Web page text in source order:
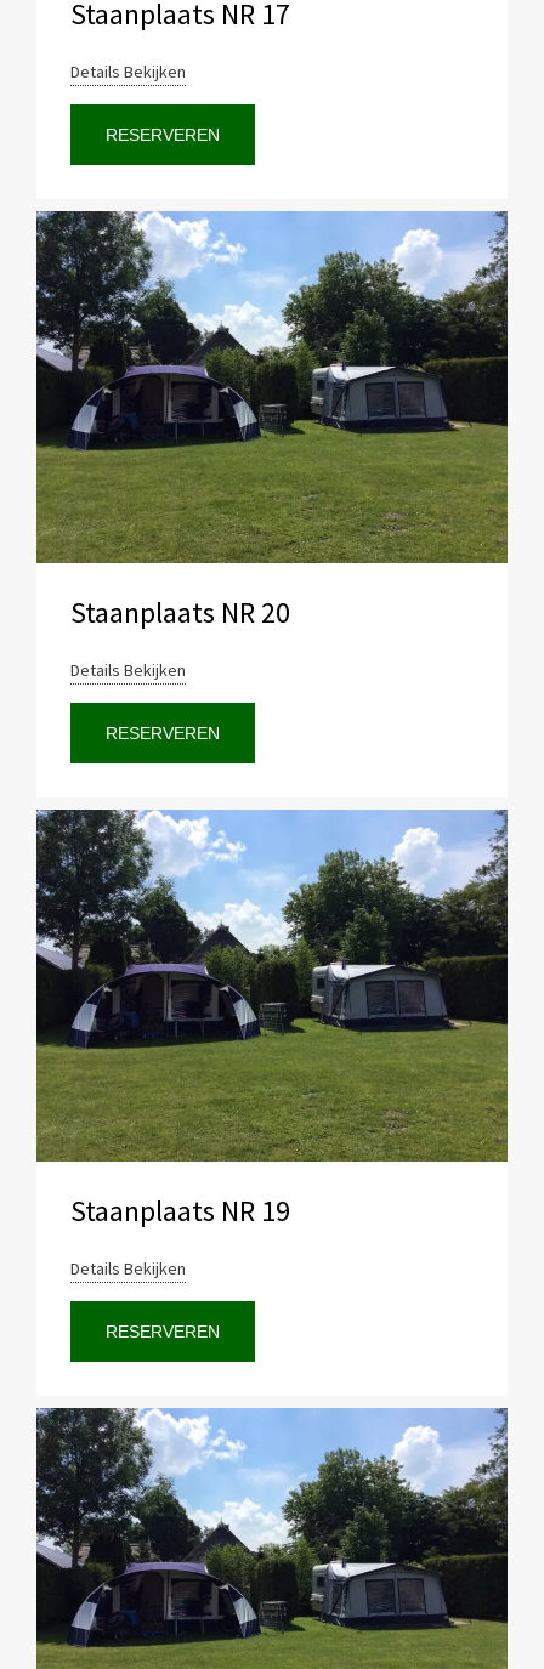
Staanplaats NR 17
Details Bekijken
RESERVEREN
Staanplaats NR 20
Details Bekijken
RESERVEREN
Staanplaats NR 19
Details Bekijken
RESERVEREN